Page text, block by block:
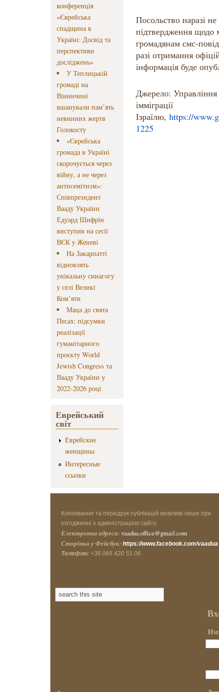
конференція
«Єврейська
спадщина в
Україні: Досвід та
перспективи
досліджень»
У Теплицькій
громаді на
Вінничині
вшанували пам’ять
невинних жертв
Голокосту
«Єврейська
громада в Україні
скорочується через
війну, а не через
антисемітизм»:
Співпрезидент
Вааду України
Едуард Шифрін
виступив на сесії
ВЄК у Женеві
На Закарпатті
відновлять
унікальну синагогу
у селі Великі
Ком’яти
Маца до свята
Песах: підсумки
реалізації
гуманітарного
проєкту World
Jewish Congress та
Вааду України у
2022-2026 році
Еврейський
світ
Еврейские
женщины
Интересные
ссылки
Посольство наразі
підтвердження щодо
громадянам смс-
разі отримання
інформація буде
Джерело: Управління
імміграції
Ізраїлю, https://
1225
Копіювання та передрук публікацій можливі лише при
узгодженні з адміністрацією сайту.
Електронна адреса: vaadua.office@gmail.com
Сторінка у Фейсбук: https://www.facebook.com/vaadua
Телефон: +38 066 420 55 06.